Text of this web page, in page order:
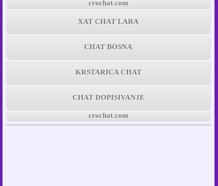
crochat.com
XAT CHAT LARA
CHAT BOSNA
KRSTARICA CHAT
CHAT DOPISIVANJE
crochat.com